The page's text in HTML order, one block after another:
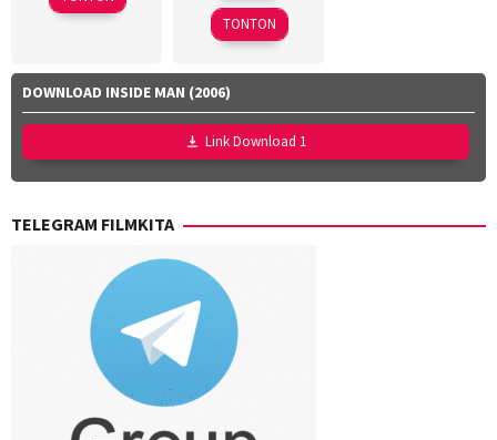
Sep
Thomas
2024
TONTON
DOWNLOAD INSIDE MAN (2006)
Link Download 1
TELEGRAM FILMKITA